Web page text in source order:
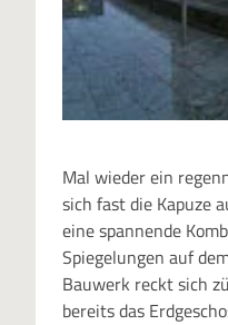
Mal wieder ein
sich fast die Kapuze
eine spannende
Spiegelungen auf
Bauwerk reckt sich
bereits das